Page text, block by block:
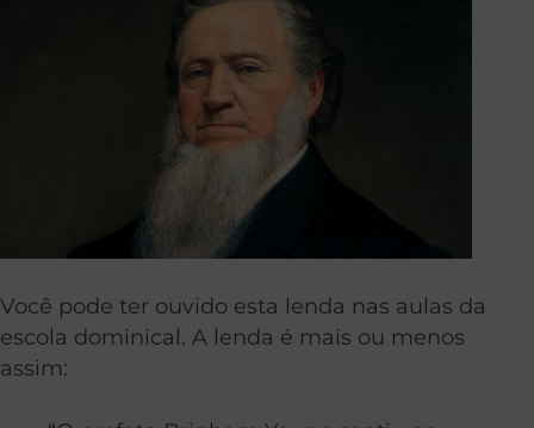
Você pode ter ouvido esta lenda nas aulas da
escola dominical. A lenda é mais ou menos
assim: